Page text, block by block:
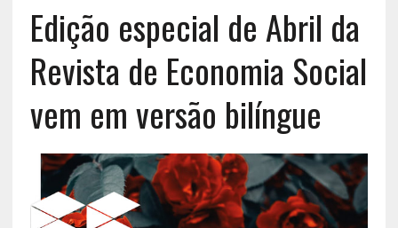
Edição especial de Abril da
Revista de Economia Social
vem em versão bilíngue